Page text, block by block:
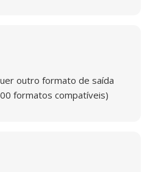
outro formato de saída
formatos compatíveis)